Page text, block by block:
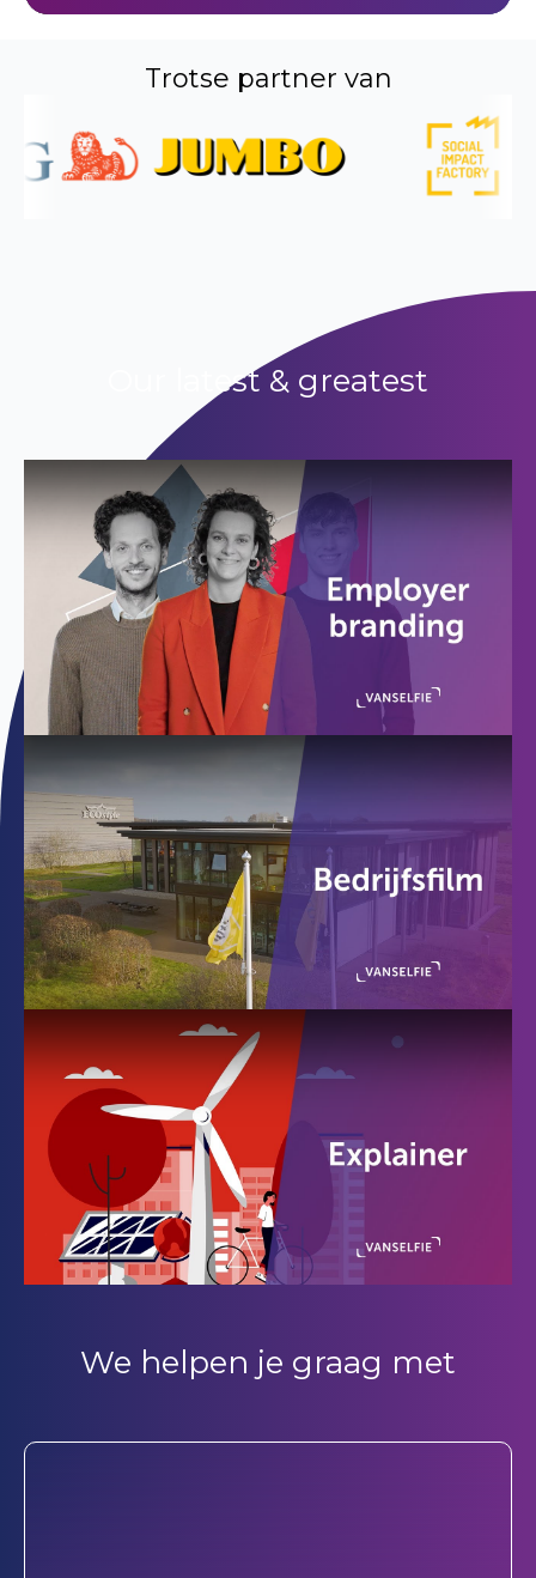
Trotse partner van
Our latest & greatest
We helpen je graag met